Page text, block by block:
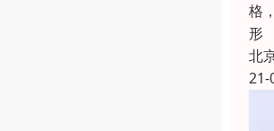
格
形
北
21-